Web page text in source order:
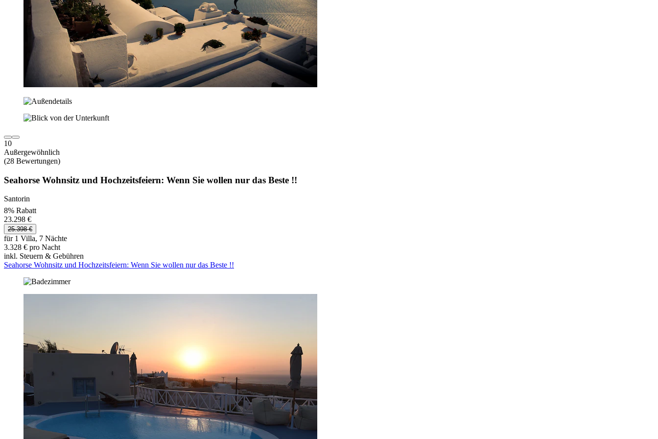
10
Außergewöhnlich
(28 Bewertungen)
Seahorse Wohnsitz und Hochzeitsfeiern: Wenn Sie wollen nur das Beste !!
Santorin
8% Rabatt
23.298 €
25.398 €
für 1 Villa, 7 Nächte
3.328 € pro Nacht
inkl. Steuern & Gebühren
Seahorse Wohnsitz und Hochzeitsfeiern: Wenn Sie wollen nur das Beste !!